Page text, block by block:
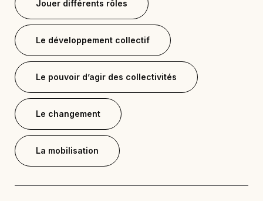
Jouer différents rôles
Le développement collectif
Le pouvoir d’agir des collectivités
Le changement
La mobilisation